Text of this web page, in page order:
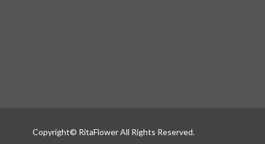
Copyright© RitaFlower All Rights Reserved.